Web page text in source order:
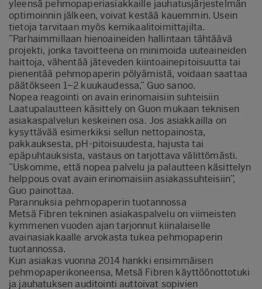
yleensä pehmopaperiasiakkaille jauhatusjärjestelmän
optimoinnin jälkeen, voivat kestää kauemmin. Usein
tietoja tarvitaan myös kemikaalitoimittajilta.
”Parhaimmillaan hienoaineiden hallintaan tähtäävä
projekti, jonka tavoitteena on minimoida uuteaineiden
haittoja, vähentää jäteveden kiintoainepitoisuutta tai
pienentää pehmopaperin pölyämistä, voidaan saattaa
päätökseen 1–2 kuukaudessa,” Guo sanoo.
Nopea reagointi on avain erinomaisiin suhteisiin
Laatupalautteen käsittely on Guon mukaan teknisen
asiakaspalvelun keskeinen osa. Jos asiakkailla on
kysyttävää esimerkiksi sellun nettopainosta,
pakkauksesta, pH-pitoisuudesta, hajusta tai
epäpuhtauksista, vastaus on tarjottava välittömästi.
”Uskomme, että nopea palvelu ja palautteen käsittelyn
helppous ovat avain erinomaisiin asiakassuhteisiin”,
Guo painottaa.
Parannuksia pehmopaperin tuotannossa
Metsä Fibren tekninen asiakaspalvelu on viimeisten
kymmenen vuoden ajan tarjonnut kiinalaiselle
avainasiakkaalle arvokasta tukea pehmopaperin
tuotannossa.
Kun asiakas vuonna 2014 hankki ensimmäisen
pehmopaperikoneensa, Metsä Fibren käyttöönottotuki
ja jauhatuksen auditointi auttoivat sopivien